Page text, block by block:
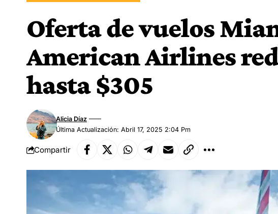
Oferta de vuelos
American Airlines
hasta $305
Última Actualización: Abril 17, 2025 2:04 Pm
Alicia Díaz
Compartir